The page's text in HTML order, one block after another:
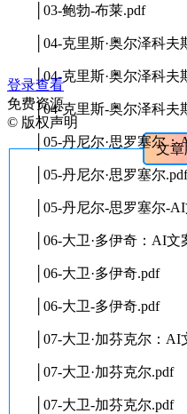
│03-鲍勃-布莱.pdf
│04-克里斯·奥尔泽科
│04-克里斯·奥尔泽科夫
│04-克里斯-奥尔泽科夫
│05-丹尼尔·思罗塞尔
│05-丹尼尔·思罗塞尔.pdf
│05-丹尼尔-思罗塞尔-
│06-大卫·多伊奇：AI文
│06-大卫·多伊奇.pdf
│06-大卫-多伊奇.pdf
│07-大卫·加芬克尔：AI
│07-大卫·加芬克尔.pdf
│07-大卫-加芬克尔.pdf
登录查看
免费资源
© 版权声明
文